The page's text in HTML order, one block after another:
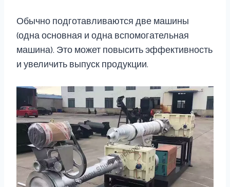
Обычно подготавливаются две машины
(одна основная и одна вспомогательная
машина). Это может повысить эффективность
и увеличить выпуск продукции.